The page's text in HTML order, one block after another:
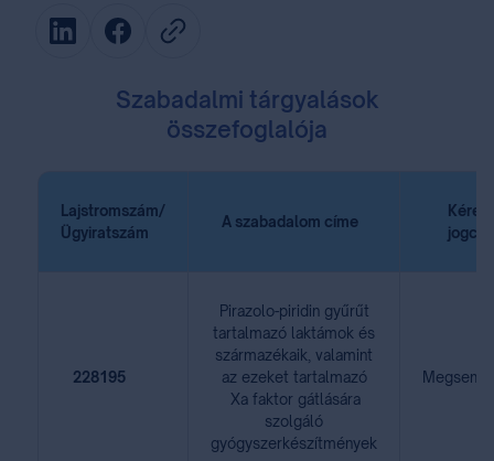
Szabadalmi tárgyalások
összefoglalója
Lajstromszám/
⁣Ügyiratszám
A szabadalom címe
228195
Pirazolo-piridin gyűrűt
tartalmazó laktámok és
származékaik, valamint
az ezeket tartalmazó
Xa faktor gátlására
szolgáló
gyógyszerkészítmények